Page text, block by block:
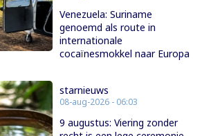
Venezuela: Suriname
genoemd als route in
internationale
cocaïnesmokkel naar Europa
starnieuws
08-aug-2026 - 06:03
9 augustus: Viering zonder